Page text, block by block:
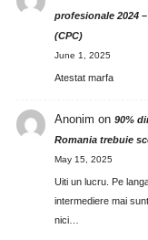
profesionale 2024
(CPC)
June 1, 2025
Atestat marfa
Anonim on 90%
Romania trebuie
May 15, 2025
Uiti un lucru. Pe
intermediere mai
nici…